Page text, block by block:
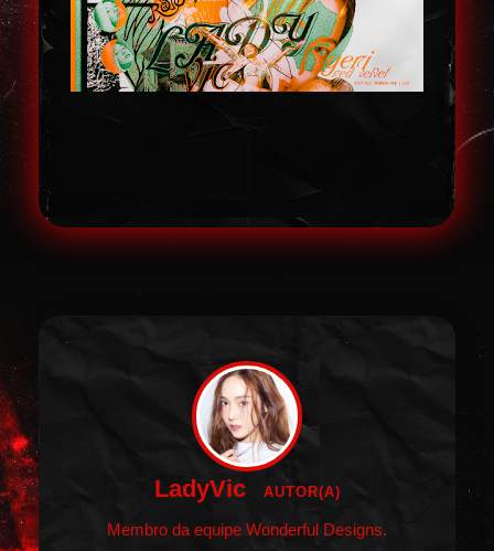
LadyVic AUTOR(A)
Membro da equipe Wonderful Designs.